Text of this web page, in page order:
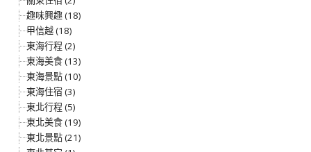
趣味興趣 (18)
甲信越 (18)
東海行程 (2)
東海美食 (13)
東海景點 (10)
東海住宿 (3)
東北行程 (5)
東北美食 (19)
東北景點 (21)